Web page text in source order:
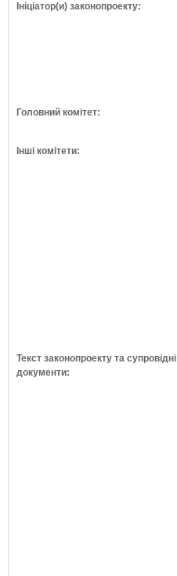
Ініціатор(и) законопроекту:
Головний комітет:
Інші комітети:
Текст законопроекту та супровідні
документи: